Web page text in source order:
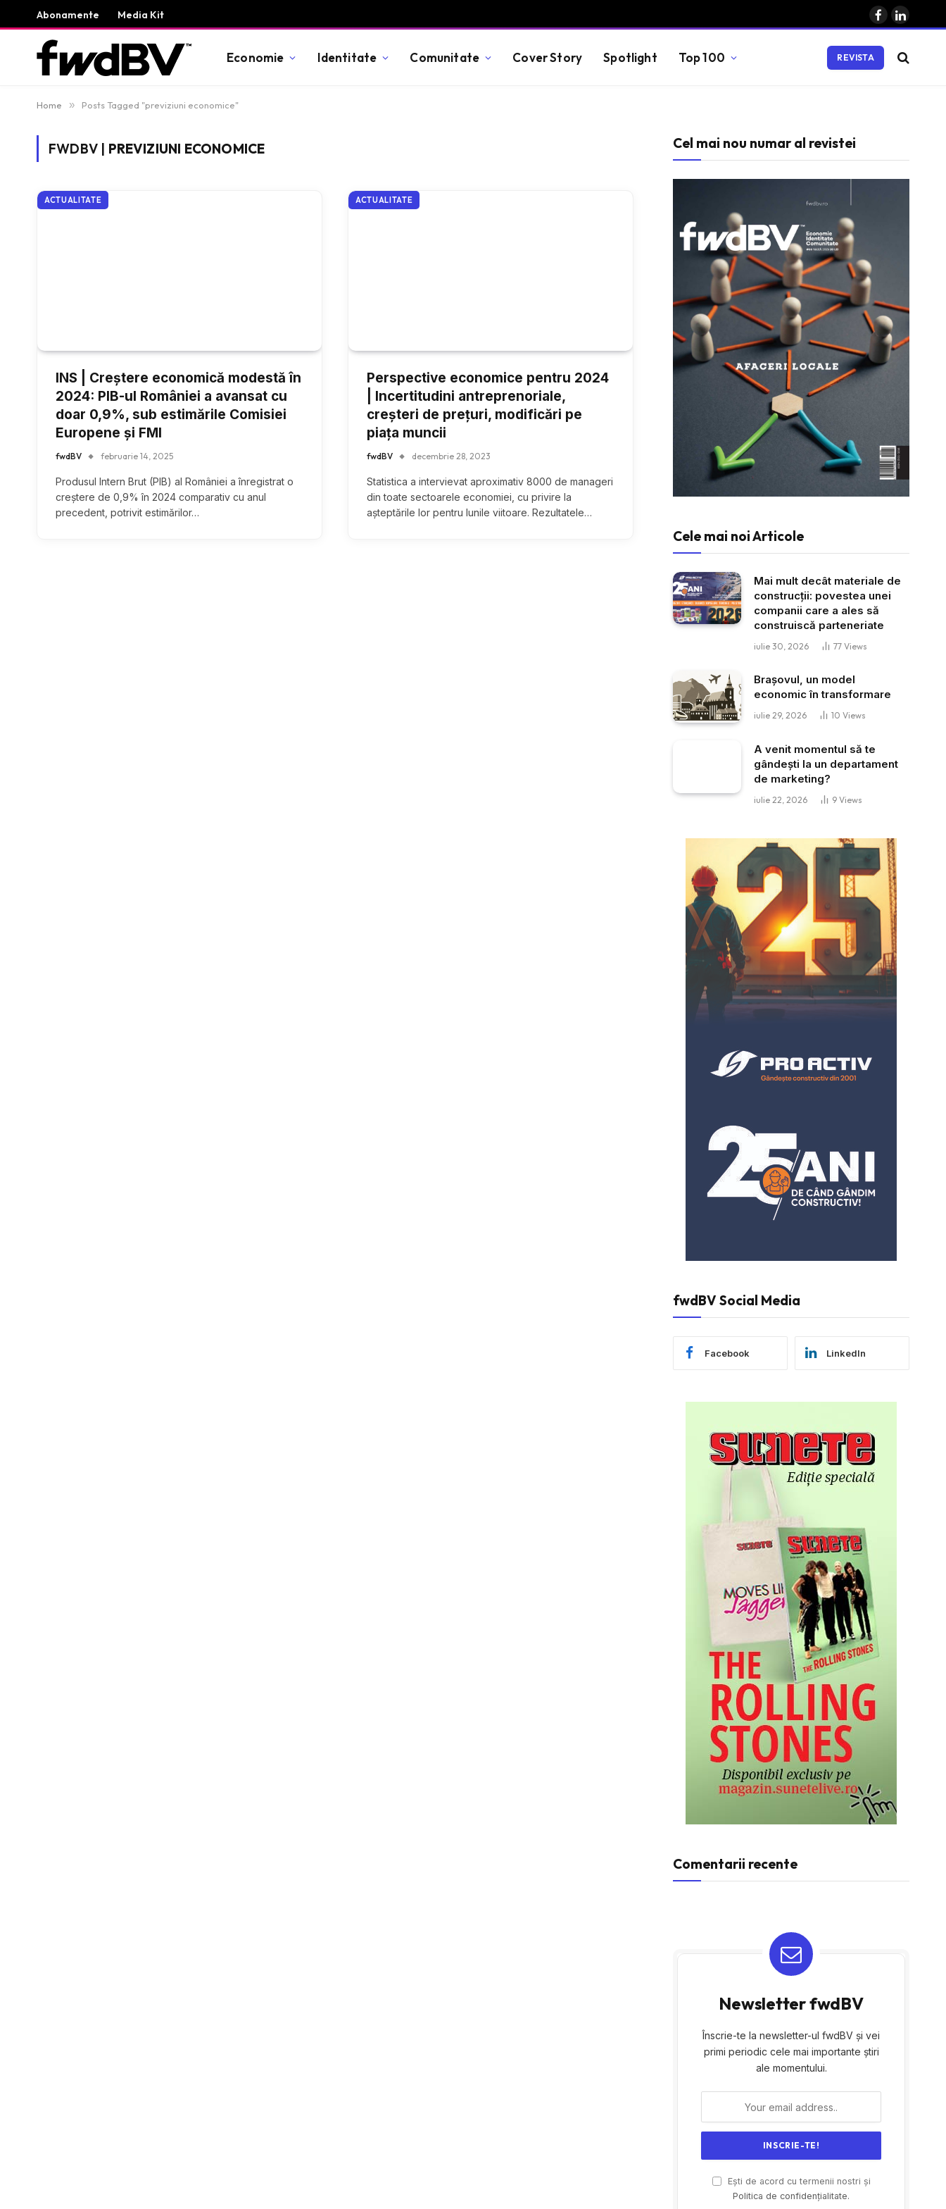
Abonamente Media Kit Facebook
LinkedIn
Economie Identitate Comunitate Cover Story Spotlight Top 100 REVISTA
Home » Posts Tagged "previziuni economice"
FWDBV | PREVIZIUNI ECONOMICE
ACTUALITATE
INS | Creștere economică modestă în
2024: PIB-ul României a avansat cu
doar 0,9%, sub estimările Comisiei
Europene și FMI
fwdBV februarie 14, 2025
Produsul Intern Brut (PIB) al României a înregistrat o
creștere de 0,9% în 2024 comparativ cu anul
precedent, potrivit estimărilor…
ACTUALITATE
Perspective economice pentru 2024
| Incertitudini antreprenoriale,
creșteri de prețuri, modificări pe
piața muncii
fwdBV decembrie 28, 2023
Statistica a intervievat aproximativ 8000 de manageri
din toate sectoarele economiei, cu privire la
așteptările lor pentru lunile viitoare. Rezultatele…
Cel mai nou numar al revistei
Cele mai noi Articole
Mai mult decât materiale de
construcții: povestea unei
companii care a ales să
construiscă parteneriate
iulie 30, 2026 77 Views
Brașovul, un model
economic în transformare
iulie 29, 2026 10 Views
A venit momentul să te
gândești la un departament
de marketing?
iulie 22, 2026 9 Views
fwdBV Social Media
Facebook LinkedIn
Comentarii recente
Newsletter fwdBV
Înscrie-te la newsletter-ul fwdBV și vei
primi periodic cele mai importante știri
ale momentului.
Ești de acord cu termenii nostri și
Politica de confidențialitate.